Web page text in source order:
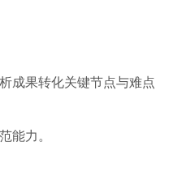
成果转化关键节点与难点
能力。